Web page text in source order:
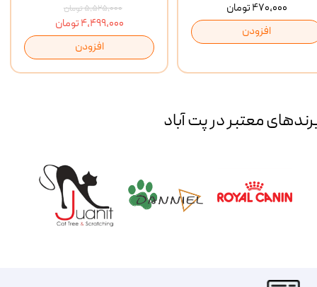
۵,۵۲۵,۰۰۰ تومان
۴,۴۹۹,۰۰۰ تومان
افزودن
۴۷۰,۰۰۰ تومان
افزودن
معتبر در پت آباد